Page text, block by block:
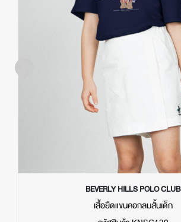
BEVERLY HILLS POLO CLUB
เสื้อยืดแขนคอกลมสั้นเด็ก